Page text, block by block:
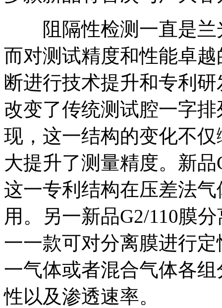
阻隔性检测一直是兰
而对测试精度和性能卓
断进行技术提升和专利
改变了传统测试腔一字
现，这一结构的变化不
大提升了测量精度。新
这一专利结构在压差法
用。另一新品G2/110膜
一一款可对分离膜进行
一气体或者混合气体各
性以及渗透速率。